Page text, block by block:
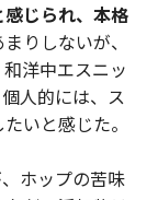
じられ、本格
りしないが、
洋中エスニッ
人的には、ス
いと感じた。
ホップの苦味